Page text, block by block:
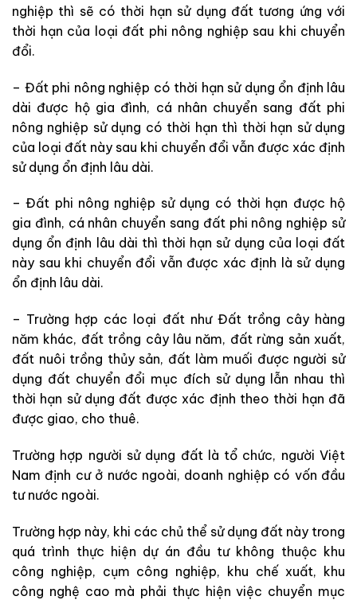
nghiệp thì sẽ có thời hạn sử dụng đất tương ứng với
thời hạn của loại đất phi nông nghiệp sau khi chuyển
đổi.
– Đất phi nông nghiệp có thời hạn sử dụng ổn định lâu
dài được hộ gia đình, cá nhân chuyển sang đất phi
nông nghiệp sử dụng có thời hạn thì thời hạn sử dụng
của loại đất này sau khi chuyển đổi vẫn được xác định
sử dụng ổn định lâu dài.
– Đất phi nông nghiệp sử dụng có thời hạn được hộ
gia đình, cá nhân chuyển sang đất phi nông nghiệp sử
dụng ổn định lâu dài thì thời hạn sử dụng của loại đất
này sau khi chuyển đổi vẫn được xác định là sử dụng
ổn định lâu dài.
– Trường hợp các loại đất như Đất trồng cây hàng
năm khác, đất trồng cây lâu năm, đất rừng sản xuất,
đất nuôi trồng thủy sản, đất làm muối được người sử
dụng đất chuyển đổi mục đích sử dụng lẫn nhau thì
thời hạn sử dụng đất được xác định theo thời hạn đã
được giao, cho thuê.
Trường hợp người sử dụng đất là tổ chức, người Việt
Nam định cư ở nước ngoài, doanh nghiệp có vốn đầu
tư nước ngoài.
Trường hợp này, khi các chủ thể sử dụng đất này trong
quá trình thực hiện dự án đầu tư không thuộc khu
công nghiệp, cụm công nghiệp, khu chế xuất, khu
công nghệ cao mà phải thực hiện việc chuyển mục